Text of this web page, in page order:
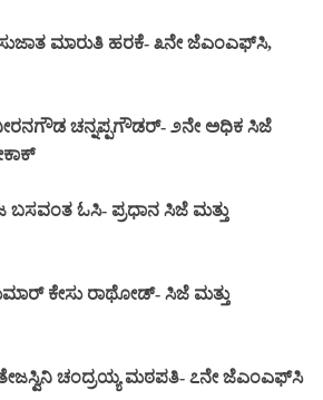
ಮಾರುತಿ ಹರಕೆ- ೩ನೇ ಜೆಎಂಎಫ್‌ಸಿ,
ಚನ್ನಪ್ಪಗೌಡರ್- ೨ನೇ ಅಧಿಕ ಸಿಜೆ
ಬಸವಂತ ಓಸಿ- ಪ್ರಧಾನ ಸಿಜೆ ಮತ್ತು
ಕೇಸು ರಾಥೋಡ್- ಸಿಜೆ ಮತ್ತು
ಚಂದ್ರಯ್ಯ ಮಠಪತಿ- ೭ನೇ ಜೆಎಂಎಫ್‌ಸಿ